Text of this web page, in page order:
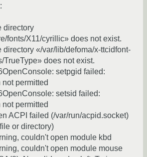
directory
fonts/X11/cyrillic» does not exist.
directory «/var/lib/defoma/x-ttcidfont-
TrueType» does not exist.
setpgid failed:
permitted
setsid failed:
permitted
ACPI failed (/var/run/acpid.socket)
or directory)
couldn't open module kbd
couldn't open module mouse